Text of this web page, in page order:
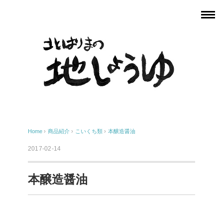
Home › 商品紹介 › こいくち類 › 本醸造醤油
2017-02-14
本醸造醤油